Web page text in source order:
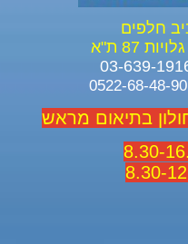
חלפים
87 ת"א
בתיאום מראש